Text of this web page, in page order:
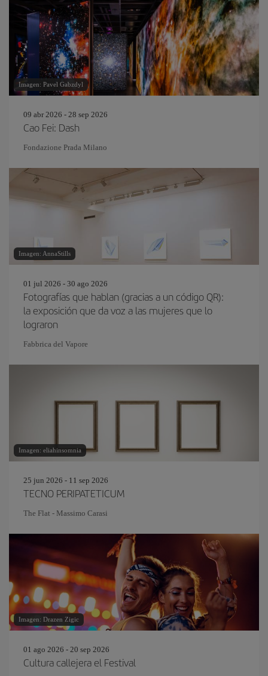
Imagen: Pavel Gabzdyl
09 abr 2026 - 28 sep 2026
Cao Fei: Dash
Fondazione Prada Milano
Imagen: AnnaStills
01 jul 2026 - 30 ago 2026
Fotografías que hablan (gracias a un código QR):
la exposición que da voz a las mujeres que lo
lograron
Fabbrica del Vapore
Imagen: eliahinsomnia
25 jun 2026 - 11 sep 2026
TECNO PERIPATETICUM
The Flat - Massimo Carasi
Imagen: Drazen Zigic
01 ago 2026 - 20 sep 2026
Cultura callejera el Festival